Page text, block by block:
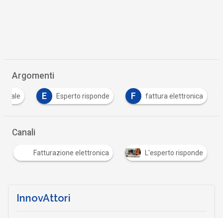
Argomenti
E Esperto risponde F fattura elettronica
Canali
Fatturazione elettronica L'esperto risponde
InnovAttori